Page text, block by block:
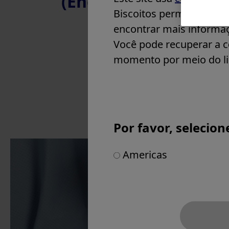
Slovenia
United Kingdom & Ireland
Other Countries in Europe
Biscoitos permite
encontrar mais
Você pode recuperar a
momento por meio do
Por favor,
Americas